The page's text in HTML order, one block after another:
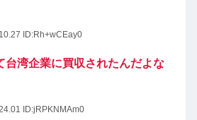
ID:Rh+wCEay0
台湾企業に買収されたんだよな
ID:jRPKNMAm0